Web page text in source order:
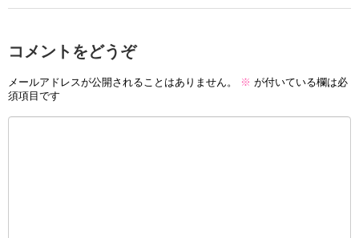
コメントをどうぞ
メールアドレスが公開されることはありません。 ※ が付いている欄は必
須項目です